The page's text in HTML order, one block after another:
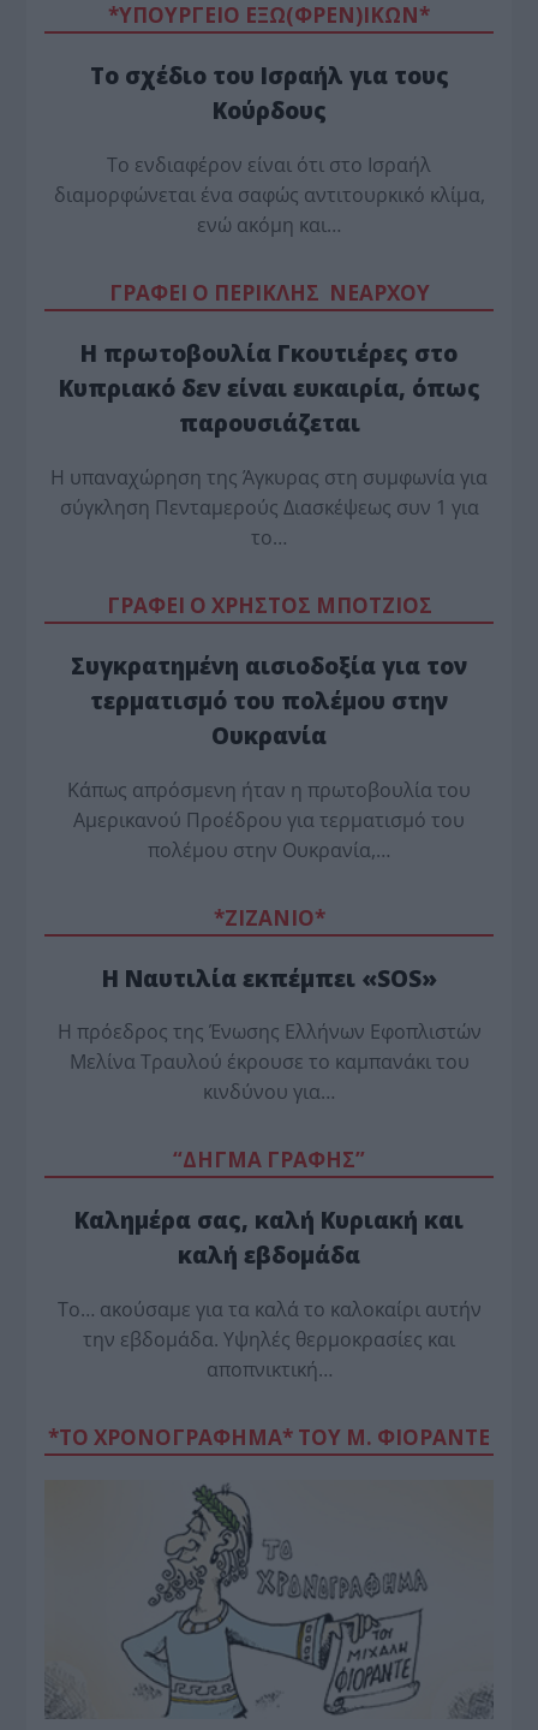
*ΥΠΟΥΡΓΕΙΟ ΕΞΩ(ΦΡΕΝ)ΙΚΩΝ*
Το σχέδιο του Ισραήλ για τους
Κούρδους
Το ενδιαφέρον είναι ότι στο Ισραήλ
διαμορφώνεται ένα σαφώς αντιτουρκικό κλίμα,
ενώ ακόμη και…
ΓΡΑΦΕΙ Ο ΠΕΡΙΚΛΗΣ ΝΕΑΡΧΟΥ
Η πρωτοβουλία Γκουτιέρες στο
Κυπριακό δεν είναι ευκαιρία, όπως
παρουσιάζεται
Η υπαναχώρηση της Άγκυρας στη συμφωνία για
σύγκληση Πενταμερούς Διασκέψεως συν 1 για
το…
ΓΡΑΦΕΙ Ο ΧΡΗΣΤΟΣ ΜΠΟΤΖΙΟΣ
Συγκρατημένη αισιοδοξία για τον
τερματισμό του πολέμου στην
Ουκρανία
Κάπως απρόσμενη ήταν η πρωτοβουλία του
Αμερικανού Προέδρου για τερματισμό του
πολέμου στην Ουκρανία,…
*ZΙΖΑΝΙΟ*
Η Ναυτιλία εκπέμπει «SOS»
Η πρόεδρος της Ένωσης Ελλήνων Εφοπλιστών
Μελίνα Τραυλού έ­κρουσε το καμπανάκι του
κινδύνου για…
“ΔΗΓΜΑ ΓΡΑΦΗΣ”
Καλημέρα σας, καλή Κυριακή και
καλή εβδομάδα
Το… ακούσαμε για τα καλά το καλοκαίρι αυτήν
την εβδομάδα. Υψηλές θερμοκρασίες και
αποπνικτική…
*ΤΟ ΧΡΟΝΟΓΡΑΦΗΜΑ* ΤΟΥ Μ. ΦΙΟΡΆΝΤΕ